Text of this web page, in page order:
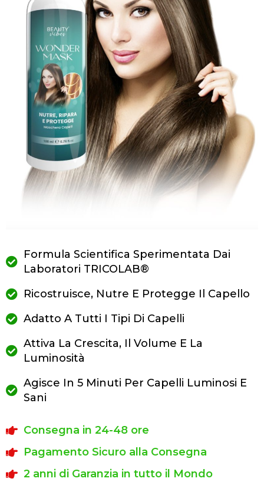
Formula Scientifica Sperimentata Dai
Laboratori TRICOLAB®️
Ricostruisce, Nutre E Protegge Il Capello
Adatto A Tutti I Tipi Di Capelli
Attiva La Crescita, Il Volume E La
Luminosità
Agisce In 5 Minuti Per Capelli Luminosi E
Sani
Consegna in 24-48 ore
Pagamento Sicuro alla Consegna
2 anni di Garanzia in tutto il Mondo